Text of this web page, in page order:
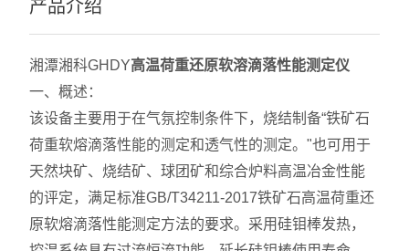
产品介绍
湘潭湘科GHDY高温荷重还原软溶滴落性能测定仪
一、概述：
该设备主要用于在气氛控制条件下，烧结制备“铁矿石
荷重软熔滴落性能的测定和透气性的测定。"也可用于
天然块矿、烧结矿、球团矿和综合炉料高温冶金性能
的评定，满足标准GB/T34211-2017铁矿石高温荷重还
原软熔滴落性能测定方法的要求。采用硅钼棒发热，